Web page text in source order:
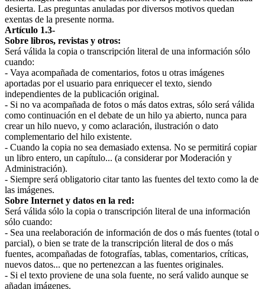
desierta. Las preguntas anuladas por diversos motivos quedan
exentas de la presente norma.
Artículo 1.3-
Sobre libros, revistas y otros:
Será válida la copia o transcripción literal de una información sólo
cuando:
- Vaya acompañada de comentarios, fotos u otras imágenes
aportadas por el usuario para enriquecer el texto, siendo
independientes de la publicación original.
- Si no va acompañada de fotos o más datos extras, sólo será válida
como continuación en el debate de un hilo ya abierto, nunca para
crear un hilo nuevo, y como aclaración, ilustración o dato
complementario del hilo existente.
- Cuando la copia no sea demasiado extensa. No se permitirá copiar
un libro entero, un capítulo... (a considerar por Moderación y
Administración).
- Siempre será obligatorio citar tanto las fuentes del texto como la de
las imágenes.
Sobre Internet y datos en la red:
Será válida sólo la copia o transcripción literal de una información
sólo cuando:
- Sea una reelaboración de información de dos o más fuentes (total o
parcial), o bien se trate de la transcripción literal de dos o más
fuentes, acompañadas de fotografías, tablas, comentarios, críticas,
nuevos datos... que no pertenezcan a las fuentes originales.
- Si el texto proviene de una sola fuente, no será valido aunque se
añadan imágenes.